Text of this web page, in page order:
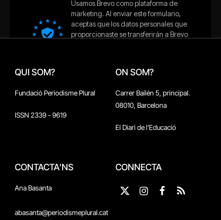
QUI SOM?
Fundació Periodisme Plural
ISSN 2339 - 9619
ON SOM?
Carrer Bailén 5, principal.
08010, Barcelona
El Diari de l'Educació
CONTACTA'NS
Ana Basanta
abasanta@periodismeplural.cat
CONNECTA
X
Instagram
Facebook
RSS